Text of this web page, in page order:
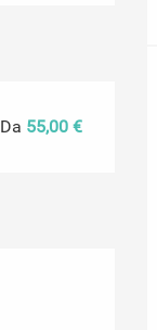
Da 55,00 €